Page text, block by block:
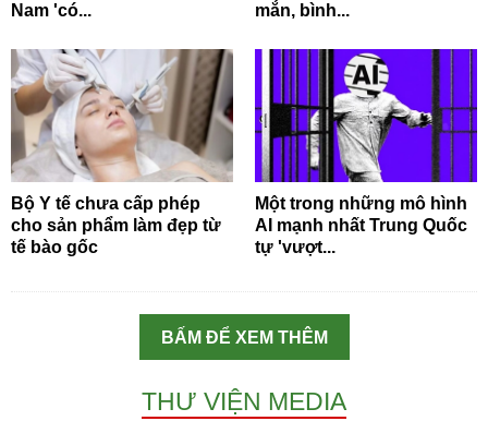
Nam 'có...
mắn, bình...
Bộ Y tế chưa cấp phép
cho sản phẩm làm đẹp từ
tế bào gốc
Một trong những mô hình
AI mạnh nhất Trung Quốc
tự 'vượt...
BẤM ĐỂ XEM THÊM
THƯ VIỆN MEDIA